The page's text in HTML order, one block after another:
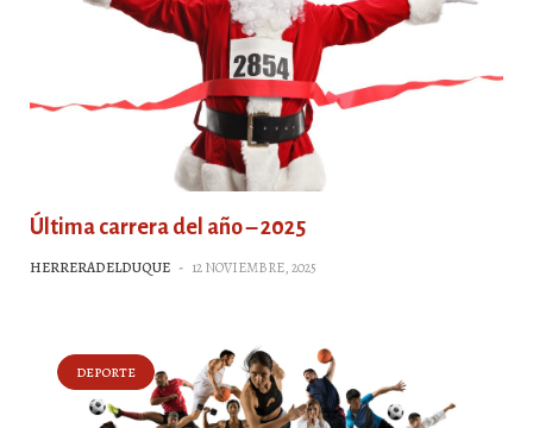
Última carrera del año – 2025
HERRERADELDUQUE - 12 NOVIEMBRE, 2025
DEPORTE